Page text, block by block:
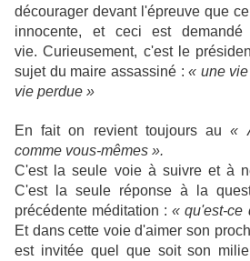
décourager devant l'épreuve que
innocente, et ceci est
vie.Curieusement, c'est le
sujet du maire assassiné :« une
vie perdue »
En fait on revient toujours au«
comme vous-mêmes ».
C'est la seule voie à suivre et à
C'est la seule réponse à la
précédente méditation :« qu'est-ce
Et dans cette voie d'aimer son
est invitée quel que soit son